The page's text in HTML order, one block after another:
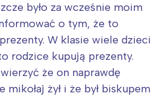
było za wcześnie moim
o tym, że to
W klasie wiele dzieci
rodzice kupują prezenty.
że on naprawdę
mikołaj żył i że był biskupem